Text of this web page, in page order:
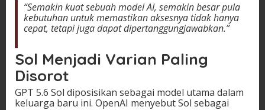
“Semakin kuat sebuah model AI, semakin besar pula
kebutuhan untuk memastikan aksesnya tidak hanya
cepat, tetapi juga dapat dipertanggungjawabkan.”
Sol Menjadi Varian Paling
Disorot
GPT 5.6 Sol diposisikan sebagai model utama dalam
keluarga baru ini. OpenAI menyebut Sol sebagai